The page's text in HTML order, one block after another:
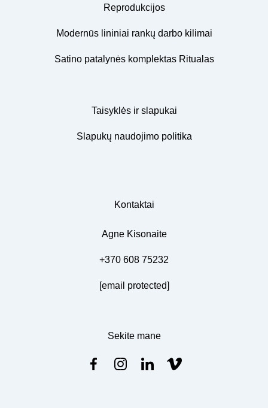
Reprodukcijos
Modernūs lininiai rankų darbo kilimai
Satino patalynės komplektas Ritualas
Taisyklės ir slapukai
Slapukų naudojimo politika
Kontaktai
Agne Kisonaite
+370 608 75232
[email protected]
Sekite mane